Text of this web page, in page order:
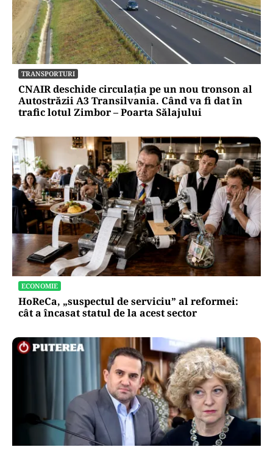
TRANSPORTURI
CNAIR deschide circulația pe un nou tronson al
Autostrăzii A3 Transilvania. Când va fi dat în
trafic lotul Zimbor – Poarta Sălajului
ECONOMIE
HoReCa, „suspectul de serviciu” al reformei:
cât a încasat statul de la acest sector